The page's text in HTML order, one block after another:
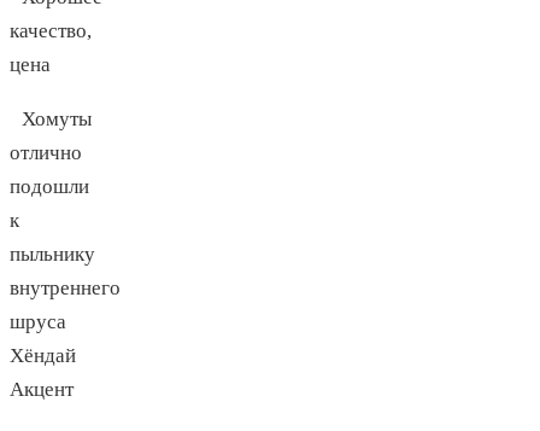
качество,
цена
Хомуты
отлично
подошли
к
пыльнику
внутреннего
шруса
Хёндай
Акцент